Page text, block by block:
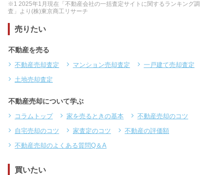
※1 2025年1月現在「不動産会社の一括査定サイトに関するランキング調
査」より(株)東京商工リサーチ
売りたい
不動産を売る
不動産売却査定 マンション売却査定
一戸建て売却査定
土地売却査定
不動産売却について学ぶ
コラムトップ 家を売るときの基本
不動産売却のコツ
自宅売却のコツ
家査定のコツ
不動産の評価額
不動産売却のよくある質問Q＆A
買いたい